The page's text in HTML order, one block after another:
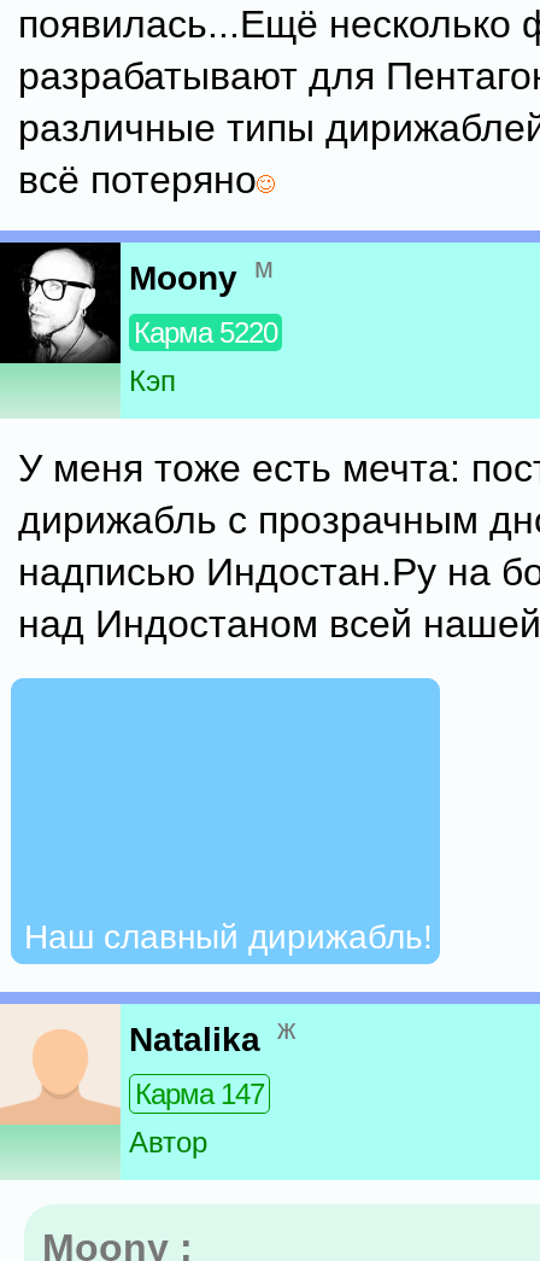
появилась...Ещё несколько
разрабатывают для
различные типы
всё потеряно
Moony м
Карма 5220
Кэп
У меня тоже есть мечта:
дирижабль с прозрачным
надписью Индостан.Ру на
над Индостаном всей
Наш славный дирижабль!
Natalika ж
Карма 147
Автор
Moony :